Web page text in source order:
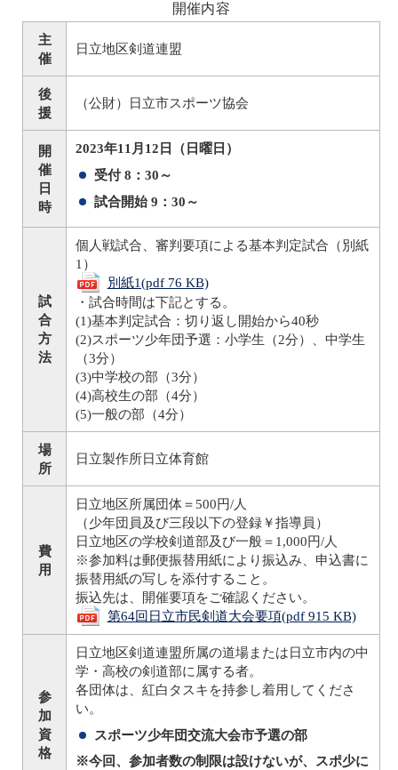
開催内容
主
催
日立地区剣道連盟
後
援
（公財）日立市スポーツ協会
開
催
日
時
2023年11月12日（日曜日）
受付 8：30～
試合開始 9：30～
試
合
方
法
個人戦試合、審判要項による基本判定試合（別紙
1）
別紙1(pdf 76 KB)
・試合時間は下記とする。
(1)基本判定試合：切り返し開始から40秒
(2)スポーツ少年団予選：小学生（2分）、中学生
（3分）
(3)中学校の部（3分）
(4)高校生の部（4分）
(5)一般の部（4分）
場
所
日立製作所日立体育館
費
用
日立地区所属団体＝500円/人
（少年団員及び三段以下の登録￥指導員）
日立地区の学校剣道部及び一般＝1,000円/人
※参加料は郵便振替用紙により振込み、申込書に
振替用紙の写しを添付すること。
振込先は、開催要項をご確認ください。
第64回日立市民剣道大会要項(pdf 915 KB)
参
加
資
格
日立地区剣道連盟所属の道場または日立市内の中
学・高校の剣道部に属する者。
各団体は、紅白タスキを持参し着用してくださ
い。
スポーツ少年団交流大会市予選の部
※今回、参加者数の制限は設けないが、スポ少に